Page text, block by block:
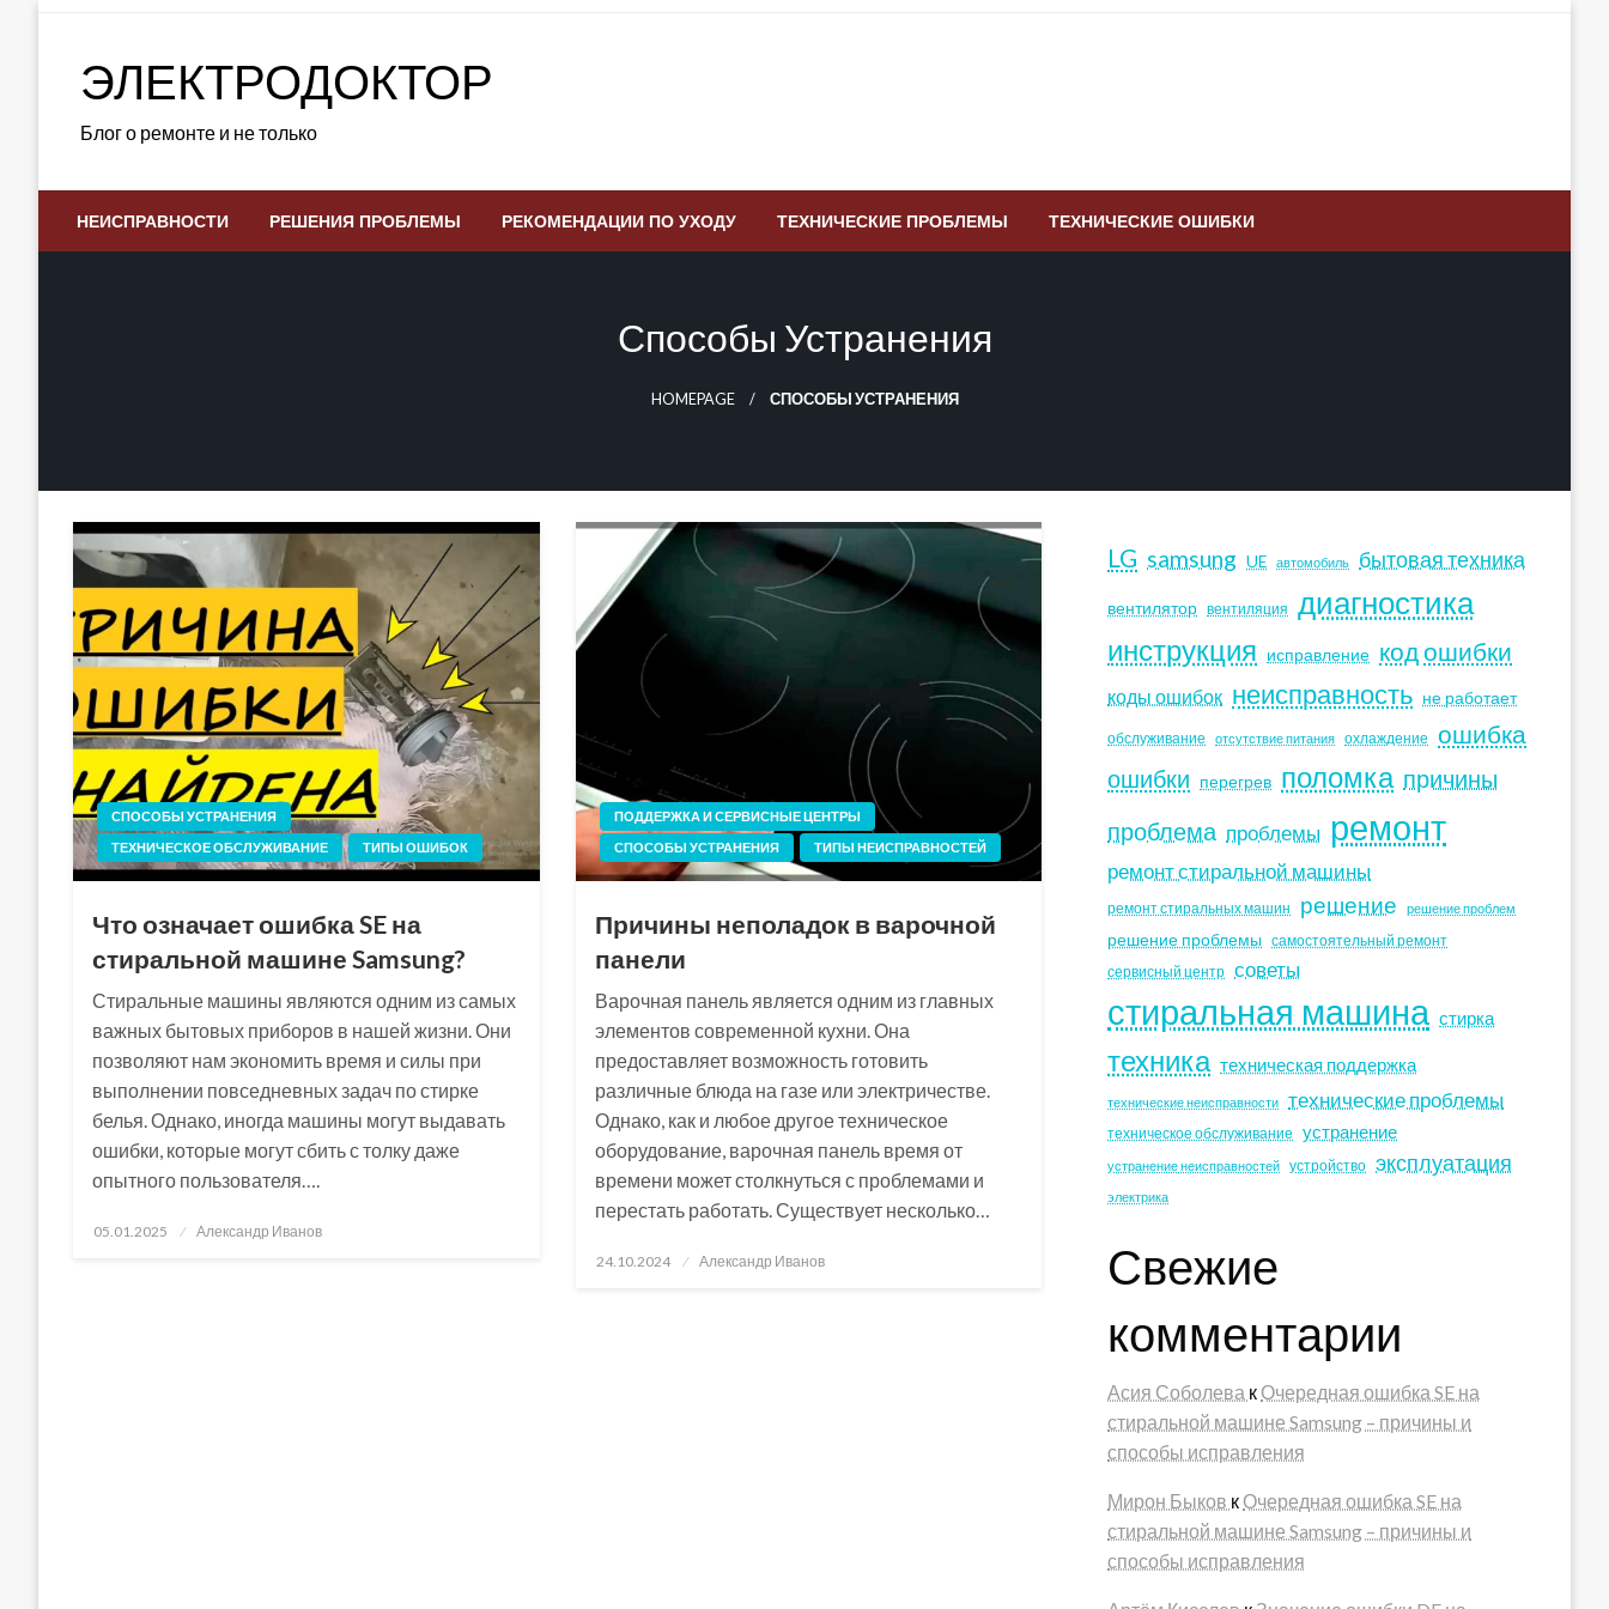
ЭЛЕКТРОДОКТОР
Блог о ремонте и не только
НЕИСПРАВНОСТИ РЕШЕНИЯ ПРОБЛЕМЫ РЕКОМЕНДАЦИИ ПО УХОДУ ТЕХНИЧЕСКИЕ ПРОБЛЕМЫ ТЕХНИЧЕСКИЕ ОШИБКИ
Способы Устранения
HOMEPAGE СПОСОБЫ УСТРАНЕНИЯ
СПОСОБЫ УСТРАНЕНИЯ
ТЕХНИЧЕСКОЕ ОБСЛУЖИВАНИЕ
ТИПЫ ОШИБОК
Что означает ошибка SE на
стиральной машине Samsung?
Стиральные машины являются одним из самых
важных бытовых приборов в нашей жизни. Они
позволяют нам экономить время и силы при
выполнении повседневных задач по стирке
белья. Однако, иногда машины могут выдавать
ошибки, которые могут сбить с толку даже
опытного пользователя….
Posted
05.01.2025 Александр Иванов
ПОДДЕРЖКА И СЕРВИСНЫЕ ЦЕНТРЫ
СПОСОБЫ УСТРАНЕНИЯ
ТИПЫ НЕИСПРАВНОСТЕЙ
Причины неполадок в варочной
панели
Варочная панель является одним из главных
элементов современной кухни. Она
предоставляет возможность готовить
различные блюда на газе или электричестве.
Однако, как и любое другое техническое
оборудование, варочная панель время от
времени может столкнуться с проблемами и
перестать работать. Существует несколько…
Posted
24.10.2024 Александр Иванов
LG samsung UE автомобиль бытовая техника
вентилятор вентиляция диагностика
инструкция исправление код ошибки
коды ошибок неисправность не работает
обслуживание отсутствие питания охлаждение
ошибка
ошибки
перегрев поломка причины
проблема проблемы ремонт
ремонт стиральной машины
ремонт стиральных машин решение решение проблем
решение проблемы самостоятельный ремонт
сервисный центр советы
стиральная машина стирка
техника техническая поддержка
технические неисправности технические проблемы
техническое обслуживание устранение
устранение неисправностей устройство эксплуатация
электрика
Свежие
комментарии
Асия Соболева к Очередная ошибка SE на
стиральной машине Samsung – причины и
способы исправления
Мирон Быков к Очередная ошибка SE на
стиральной машине Samsung – причины и
способы исправления